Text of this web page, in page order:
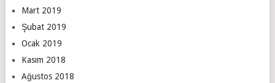
Mart 2019
Şubat 2019
Ocak 2019
Kasım 2018
Ağustos 2018